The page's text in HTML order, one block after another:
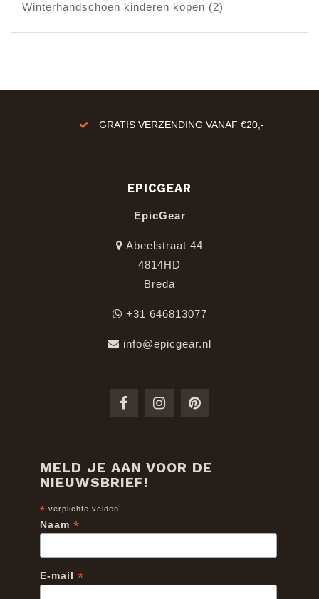
Winterhandschoen kinderen kopen (2)
GRATIS VERZENDING VANAF €20,-
EPICGEAR
EpicGear
Abeelstraat 44
4814HD
Breda
+31 646813077
info@epicgear.nl
MELD JE AAN VOOR DE
NIEUWSBRIEF!
* verplichte velden
Naam *
E-mail *